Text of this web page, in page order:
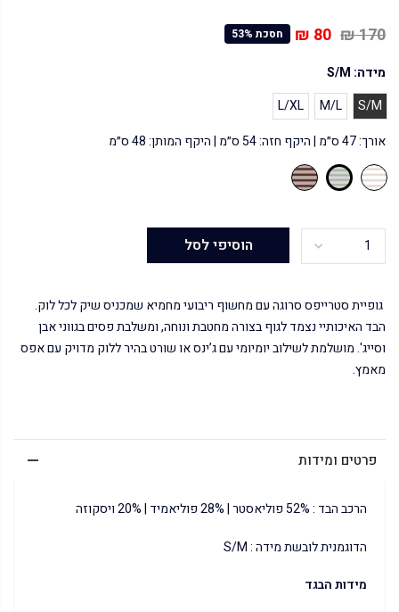
170 ₪
80 ₪ חסכת 53%
מידה: S/M
S/M
M/L
L/XL
אורך: 47 ס״מ | היקף חזה: 54 ס״מ | היקף המותן: 48 ס״מ
הוסיפי לסל
גופיית סטרייפס סרוגה עם מחשוף ריבועי מחמיא שמכניס שיק לכל לוק.
הבד האיכותיי נצמד לגוף בצורה מחטבת ונוחה, ומשלבת פסים בגווני אבן
וסייג'. מושלמת לשילוב יומיומי עם ג’ינס או שורט בהיר ללוק מדויק עם אפס
מאמץ.
פרטים ומידות
הרכב הבד : 52% פוליאסטר | 28% פוליאמיד | 20% ויסקוזה
הדוגמנית לובשת מידה : S/M
מידות הבגד